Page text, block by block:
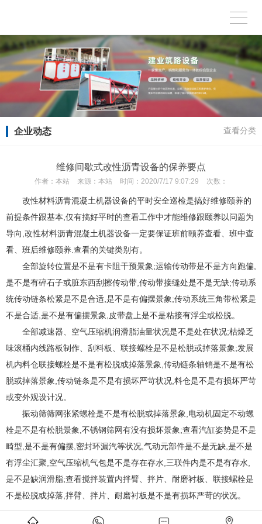
企业动态 查看分类
维修间歇式改性沥青设备的保养要点
作者： 本站 来源： 本站 时间： 2020/7/17 9:07:29 次数：
改性材料沥青混凝土机器设备的平时安全巡检是搞好维修颐养的
前提条件跟基本,仅有搞好平时的查看工作中才能维修跟颐养以问题为
导向,改性材料沥青混凝土机器设备一定要保证班前颐养查看、班中查
看、班后维修颐养.查看的关键类别有。
全部旋转位置是不是有卡阻干预景象;运输传动带是不是方向跑偏,
是不是有碎石子或脏东西刮擦传动带,传动带接缝处是不是无缺;传动系
统传动链条松紧是不是合适,是不是有偏摆景象;传动系统三角带松紧是
不是合适,是不是有偏摆景象,皮带盘上是不是粘接有浮尘或松脱。
全部减速器、空气压缩机润滑脂油量状况是不是处在状况;枯燥乏
味滚桶内线路板制作、刮料板、联接螺栓是不是松脱或掉落景象;发展
机内料仓联接螺栓是不是有松脱或掉落景象,传动链条轴销是不是有松
脱或掉落景象,传动链条是不是有损坏严苛状况,料仓是不是有损坏严苛
或变外观设计况。
振动筛筛网张紧螺栓是不是有松脱或掉落景象,电动机固定不动螺
栓是不是有松脱景象,不锈钢筛网有没有损坏景象;查看汽缸姿势是不是
畸型,是不是有偏摆,密封环漏汽等状况,气动元部件是不是无缺,是不是
有浮尘汇聚,空气压缩机气包是不是存在存水,三联件内是不是有存水,
是不是缺润滑脂;查看搅拌装置内拌臂、拌片、耐磨衬板、联接螺栓是
不是松脱或掉落,拌臂、拌片、耐磨衬板是不是有损坏严苛的状况。
上一条： 解读改性沥青设备的运行及加温